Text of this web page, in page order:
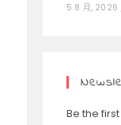
5 8 月, 2026
Be the